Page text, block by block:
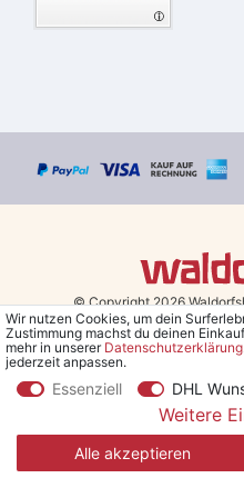
© Copyright 2026
Bestellungen mit Prio Versand
*Kostenlose Lieferung in
nur für Sparversand -
**Den 5€ Gutschein erhältst
per Mail. Der Gutschein gilt
Wir nutzen Cookies, um dein
Zustimmung machst du deinen
mehr in unserer Daten­schutz­erklärung
jederzeit anpassen.
Essenziell DHL
Weitere
Alle akzeptieren